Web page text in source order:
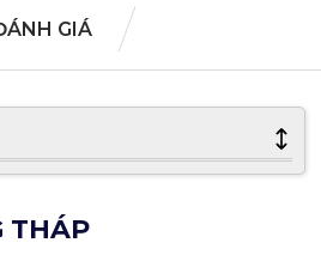
GIÁ
THÁP